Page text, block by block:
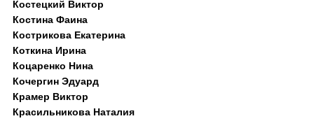
Костецкий Виктор
Костина Фаина
Кострикова Екатерина
Коткина Ирина
Коцаренко Нина
Кочергин Эдуард
Крамер Виктор
Красильникова Наталия